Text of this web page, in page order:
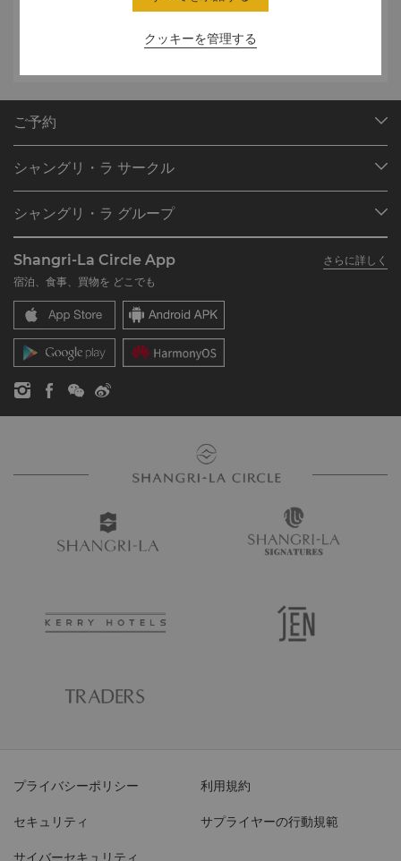
までお問い合わせください。
ご予約
ご予約の検索
レストラン＆バー
シャングリ・ラ サークル
シャングリ・ラ サークルに入会
よくあるお問合せや質問
SLCに関するお問い合わせ
シャングリ・ラ グループ
シャングリ・ラ ブランド
シャングリ・ラ センター
レジデンス
お問い合わせ
採用情報
企業の社会的責任
ニュース
Shangri-La Circle App
さらに詳しく
宿泊、食事、買物を どこでも
プライバシーポリシー 利用規約
セキュリティ サプライヤーの行動規範
サイバーセキュリティ
クッキーを管理する